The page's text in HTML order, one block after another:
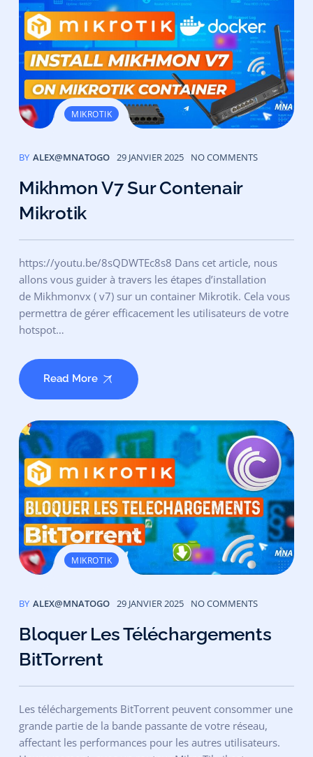
MIKROTIK
BY ALEX@MNATOGO 29 JANVIER 2025 NO COMMENTS
Mikhmon V7 Sur Contenair
Mikrotik
https://youtu.be/8sQDWTEc8s8 Dans cet article, nous
allons vous guider à travers les étapes d’installation
de Mikhmonvx ( v7) sur un container Mikrotik. Cela vous
permettra de gérer efficacement les utilisateurs de votre
hotspot…
Read More
MIKROTIK
BY ALEX@MNATOGO 29 JANVIER 2025 NO COMMENTS
Bloquer Les Téléchargements
BitTorrent
Les téléchargements BitTorrent peuvent consommer une
grande partie de la bande passante de votre réseau,
affectant les performances pour les autres utilisateurs.